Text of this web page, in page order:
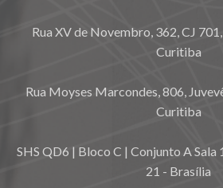
Rua XV de Novembro, 362, CJ
Curitiba
Rua Moyses Marcondes, 806,
Curitiba
SHS QD6 | Bloco C | Conjunto A
21 - Brasília